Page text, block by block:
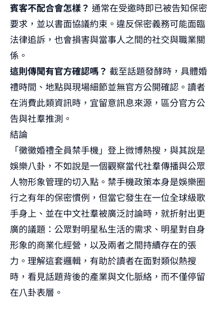
賓客不配合會怎樣？ 通常在受邀時即已被告知保密
要求，並以書面協議約束。違反保密義務可能面臨
法律追訴，也會損害與當事人之間的社交與職業關
係。
這則傳聞有官方確認嗎？ 截至話題發酵時，具體婚
禮時間、地點與現場細節並無官方公開確認。讀者
在消費此類資訊時，宜留意訊息來源，區分官方公
告與社羣推測。
結論
「黴黴婚禮全員禁手機」登上微博熱搜，與其說是
娛樂八卦，不如說是一個觀察當代社羣傳播與公眾
人物形象管理的切入點。禁手機政策本身是娛樂圈
行之有年的保密慣例，但當它發生在一位全球級歌
手身上、並在中文社羣被廣泛討論時，就折射出更
廣的議題：公眾對明星私生活的需求、明星對自身
形象的商業化經營，以及兩者之間持續存在的張
力。理解這套邏輯，有助於讀者在面對類似熱搜
時，看見話題背後的產業與文化脈絡，而不僅停留
在八卦表層。